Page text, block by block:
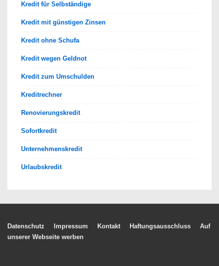
Kredit für Selbständige
Kredit mit günstigen Zinsen
Kredit ohne Schufa
Kredit wegen Geldnot
Kredit zum Umschulden
Kreditrechner
Renovierungskredit
Sofortkredit
Unternehmenskredit
Urlaubskredit
Footer-
Datenschutz Impressum Kontakt Haftungsausschluss
Auf
unserer Webseite werben